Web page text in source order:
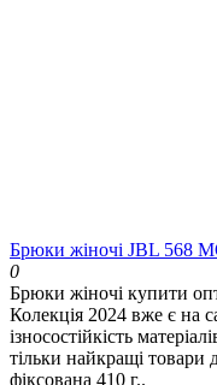
Брюки жіночі JBL 568
0
Брюки жіночі купити
Колекція 2024 вже є на
ізносостійкість
тільки найкращі товари
фіксована 410 г..